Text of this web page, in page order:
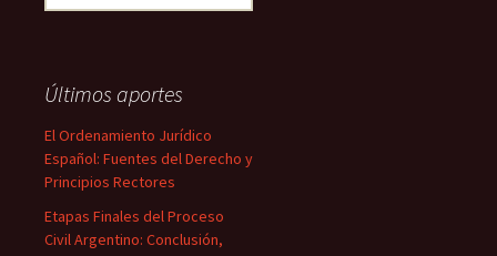
Últimos aportes
El Ordenamiento Jurídico
Español: Fuentes del Derecho y
Principios Rectores
Etapas Finales del Proceso
Civil Argentino: Conclusión,